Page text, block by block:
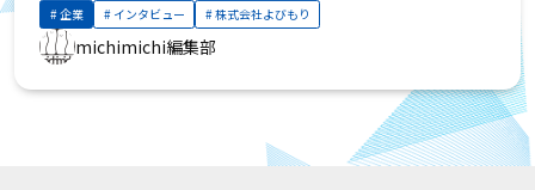
企業 インタビュー 株式会社よびもり
michimichi編集部